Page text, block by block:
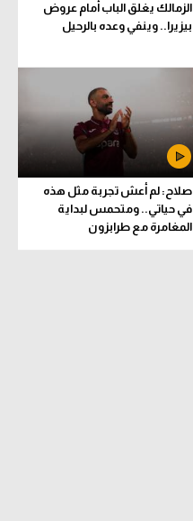
الزمالك يغلق الباب أمام عروض
بيزيرا.. وينفي وعده بالرحيل
صلاح: لم أعش تجربة مثل هذه
في حياتي.. ومتحمس لبداية
المغامرة مع طرابزون